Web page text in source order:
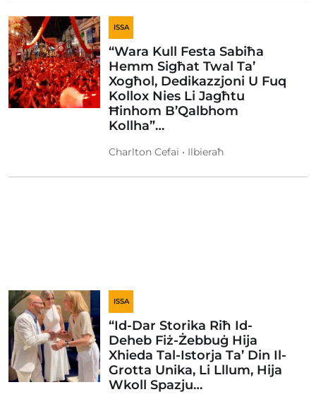
ISSA
“Wara Kull Festa Sabiħa
Hemm Sigħat Twal Ta’
Xogħol, Dedikazzjoni U Fuq
Kollox Nies Li Jagħtu
Ħinhom B’Qalbhom
Kollha”…
Charlton Cefai • Ilbieraħ
ISSA
“Id-Dar Storika Riħ Id-
Deheb Fiż-Żebbuġ Hija
Xhieda Tal-Istorja Ta’ Din Il-
Grotta Unika, Li Lllum, Hija
Wkoll Spazju…